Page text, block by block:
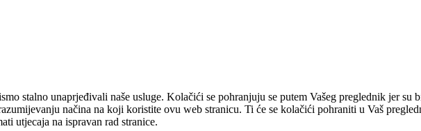
stalno unaprjeđivali naše usluge. Kolačići se pohranjuju se putem Vašeg preglednik jer su
načina na koji koristite ovu web stranicu. Ti će se kolačići pohraniti u Vaš
utjecaja na ispravan rad stranice.